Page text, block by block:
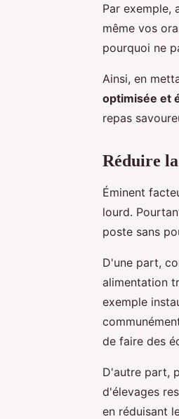
Par exemple,
même vos
pourquoi ne
Ainsi, en
optimisée et
repas
Réduire
Éminent
lourd.
poste sans
D'une part,
alimentation
exemple
de faire des
D'autre part,
d'élevages
en réduisant